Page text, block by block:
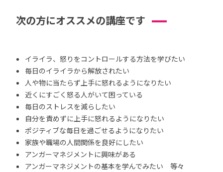
次の方にオススメの講座です
イライラ、怒りをコントロールする方法を学びたい
毎日のイライラから解放されたい
人や物に当たらず上手に怒れるようになりたい
近くにすごく怒る人がいて困っている
毎日のストレスを減らしたい
自分を責めずに上手に怒れるようになりたい
ポジティブな毎日を過ごせるようになりたい
家族や職場の人間関係を良好にしたい
アンガーマネジメントに興味がある
アンガーマネジメントの基本を学んでみたい 等々